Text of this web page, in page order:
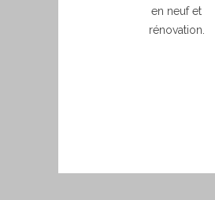
en neuf et
rénovation.